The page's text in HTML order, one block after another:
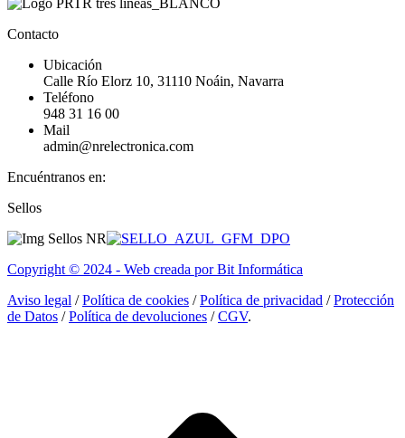
Contacto
Ubicación
Calle Río Elorz 10, 31110 Noáin, Navarra
Teléfono
948 31 16 00
Mail
admin@nrelectronica.com
Encuéntranos en:
Facebook
opens
new
Linkedin
opens
new
Instagram
opens
new
Sellos
Copyright © 2024 - Web creada por Bit Informática
Aviso legal /Política de cookies /Política de privacidad /Protección
de Datos /Política de devoluciones /CGV.